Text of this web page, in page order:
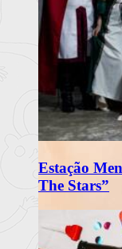
Estação
The Stars”